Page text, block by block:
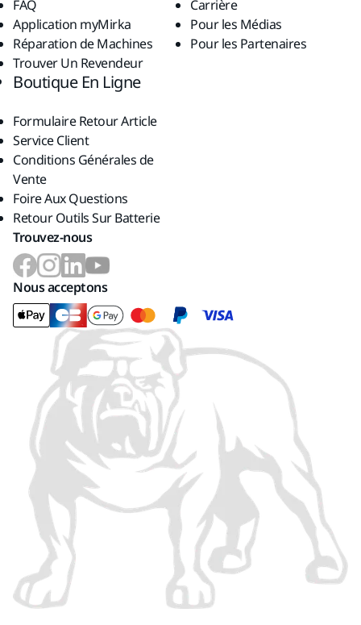
FAQ
Application myMirka
Réparation de Machines
Trouver Un Revendeur
Carrière
Pour les Médias
Pour les Partenaires
Boutique En Ligne
Formulaire Retour Article
Service Client
Conditions Générales de
Vente
Foire Aux Questions
Retour Outils Sur Batterie
Trouvez-nous
Nous acceptons